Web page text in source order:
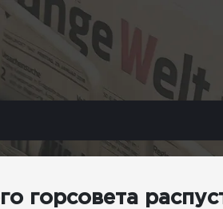
горсовета